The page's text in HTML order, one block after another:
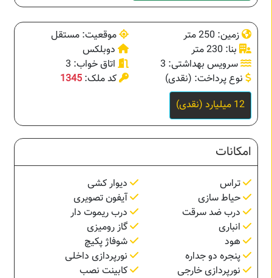
زمین: 250 متر
موقعیت: مستقل
بنا: 230 متر
دوبلکس
سرویس بهداشتی: 3
اتاق خواب: 3
نوع پرداخت: (نقدی)
کد ملک: 1345
12 میلیارد (نقدی)
امکانات
تراس
دیوار کشی
حیاط سازی
آیفون تصویری
درب ضد سرقت
درب ریموت دار
انباری
گاز رومیزی
هود
شوفاژ پکیچ
پنجره دو جداره
نورپردازی داخلی
نورپردازی خارجی
کابینت نصب